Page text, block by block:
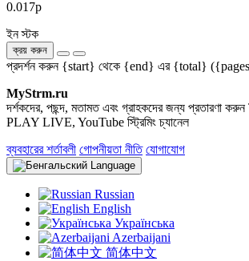
0.017р
ইন স্টক
ক্রয় করুন
প্রদর্শন করুন {start} থেকে {end} এর {total}
MyStrm.ru
দর্শকদের, পছন্দ, মতামত এবং গ্রাহকদের জন্য প্রতারণা
PLAY LIVE, YouTube স্ট্রিমিং চ্যানেল
ব্যবহারের শর্তাবলী গোপনীয়তা নীতি যোগাযোগ
Language
Russian
English
Українська
Azerbaijani
简体中文